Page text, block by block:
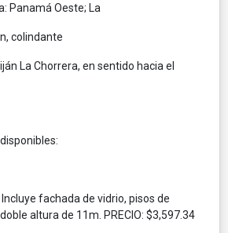
Panamá Oeste; La
colindante
La Chorrera, en sentido hacia el
fachada de vidrio, pisos de
altura de 11m. PRECIO: $3,597.34